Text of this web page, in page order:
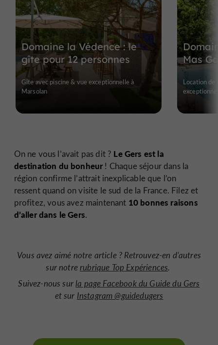
Domaine la Védence : le
gîte pour 12 personnes
Gîte avec piscine & vue exceptionnelle à
Marsolan
Mas
Location de
On ne vous l’avait pas dit ? Le Gers est la
destination du bonheur! Chaque séjour dans la
région confirme l’attrait inexplicable que l’on
ressent quand on visite le sud de la France. Filez et
profitez, vous avez maintenant 10 bonnes raisons
d’aller dans le Gers.
Vous avez aimé notre article ? Retrouvez-en d’autres
sur notrerubrique Top Expériences.
Suivez-nous surla page Facebook du Guide du Gers
et sur Instagram @guidedugers